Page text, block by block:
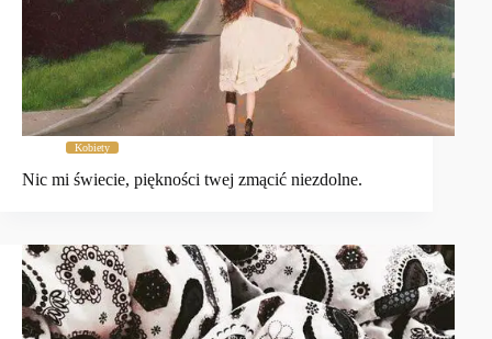
Kobiety
Nic mi świecie, piękności twej zmącić niezdolne.